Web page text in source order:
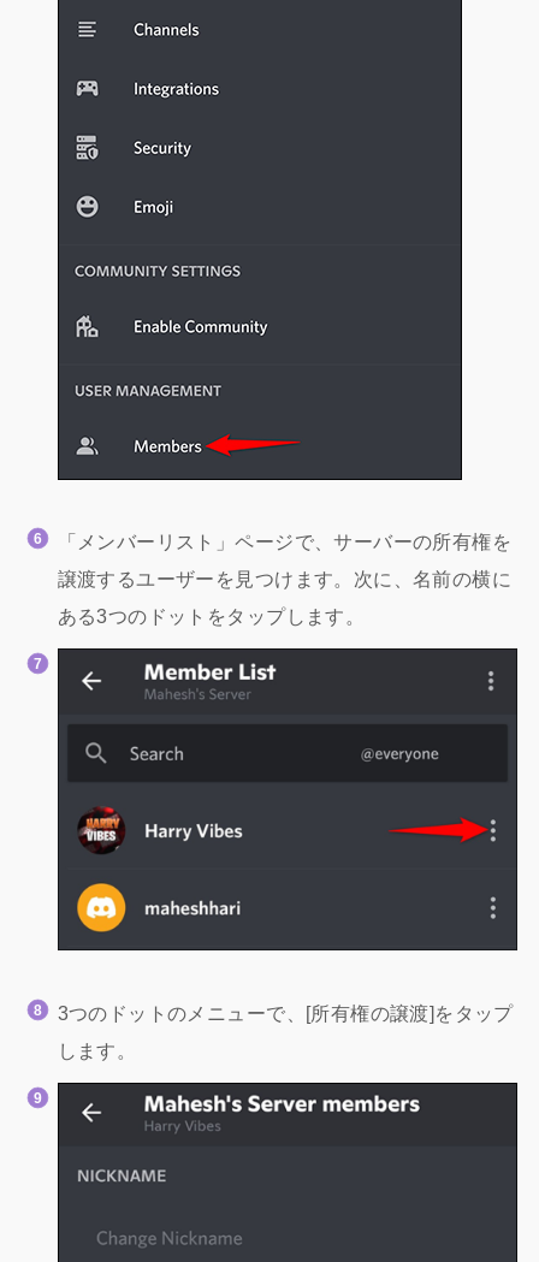
「メンバーリスト」ページで、サーバーの所有権を
譲渡するユーザーを見つけます。次に、名前の横に
ある3つのドットをタップします。
3つのドットのメニューで、[所有権の譲渡]をタップ
します。